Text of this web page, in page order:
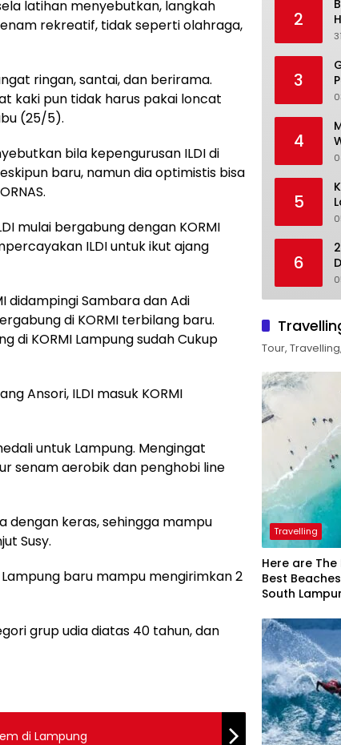
latihan menyebutkan, langkah
rekreatif, tidak seperti olahraga,
ringan, santai, dan berirama.
kaki pun tidak harus pakai loncat
(25/5).
bila kepengurusan ILDI di
baru, namun dia optimistis bisa
mulai bergabung dengan KORMI
ILDI untuk ikut ajang
didampingi Sambara dan Adi
di KORMI terbilang baru.
di KORMI Lampung sudah Cukup
Ansori, ILDI masuk KORMI
untuk Lampung. Mengingat
senam aerobik dan penghobi line
dengan keras, sehingga mampu
Susy.
baru mampu mengirimkan 2
grup udia diatas 40 tahun, dan
di Lampung
2
3
4
5
6
Tour,
Travelling
Here are The
Best
South